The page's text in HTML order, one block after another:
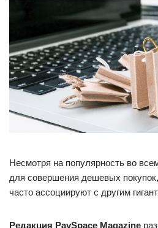
Несмотря на популярность во
для совершения дешевых
часто ассоциируют с другим
Редакция PaySpace Magazine